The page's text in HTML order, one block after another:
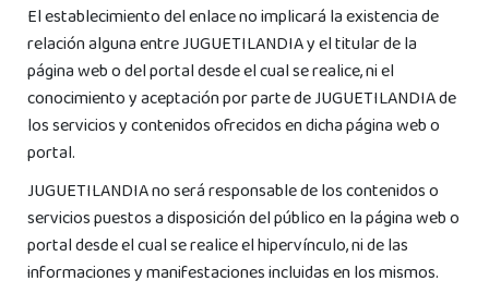
El establecimiento del enlace no implicará la existencia de
relación alguna entre JUGUETILANDIA y el titular de la
página web o del portal desde el cual se realice, ni el
conocimiento y aceptación por parte de JUGUETILANDIA de
los servicios y contenidos ofrecidos en dicha página web o
portal.
JUGUETILANDIA no será responsable de los contenidos o
servicios puestos a disposición del público en la página web o
portal desde el cual se realice el hipervínculo, ni de las
informaciones y manifestaciones incluidas en los mismos.